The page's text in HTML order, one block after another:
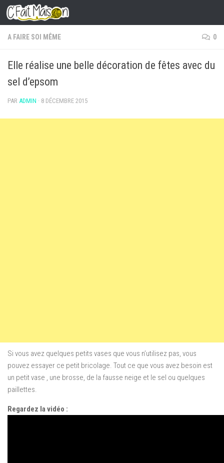
Skip to content
A FAIRE SOI MÊME 0
Elle réalise une belle décoration de fêtes avec du
sel d’epsom
PAR ADMIN · 8 DÉCEMBRE 2015
Si vous avez quelques petits vases que vous n’utilisez pas, vous
pouvez essayer ce petit bricolage. Tout ce que vous avez besoin est
un petit vase , une brosse, de la fausse neige et le sel ou quelques
paillettes.
Regardez la vidéo :